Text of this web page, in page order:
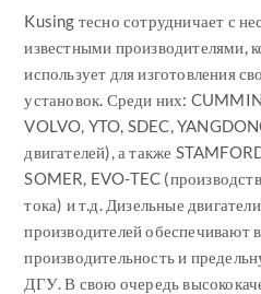
Kusing тесно сотрудничает с
известными производителями,
использует для изготовления
установок. Среди них:
VOLVO, YTO, SDEC,
двигателей), а также
SOMER, EVO-TEC
тока) и т.д. Дизельные
производителей обеспечивают
производительность и
ДГУ. В свою очередь